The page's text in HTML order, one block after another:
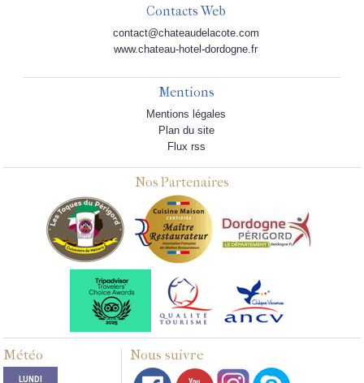
Contacts Web
contact@chateaudelacote.com
www.chateau-hotel-dordogne.fr
Mentions
Mentions légales
Plan du site
Flux rss
Nos Partenaires
Météo Nous suivre